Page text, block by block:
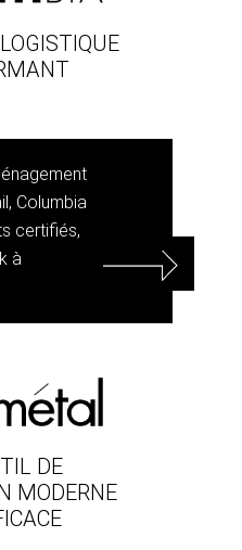
Columbia
certifiés,
à
DE
MODERNE